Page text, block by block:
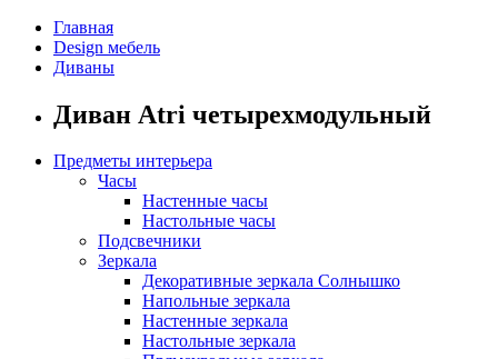
Главная
Design мебель
Диваны
Диван Atri четырехмодульный
Предметы интерьера
Часы
Настенные часы
Настольные часы
Подсвечники
Зеркала
Декоративные зеркала Солнышко
Напольные зеркала
Настенные зеркала
Настольные зеркала